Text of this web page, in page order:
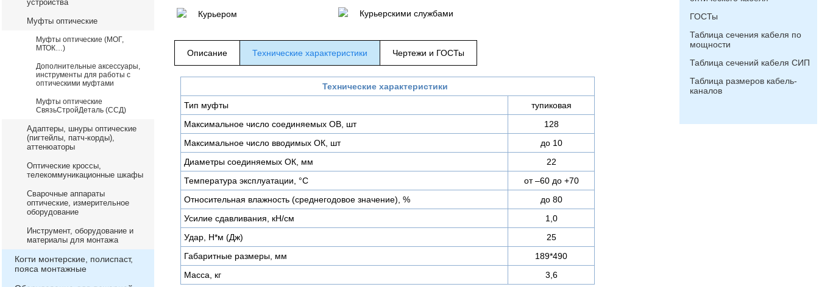
устройства
Муфты оптические
Муфты оптические (МОГ,
МТОК…)
Дополнительные аксессуары,
инструменты для работы с
оптическими муфтами
Муфты оптические
СвязьСтройДеталь (ССД)
Адаптеры, шнуры оптические
(пигтейлы, патч-корды),
аттенюаторы
Оптические кроссы,
телекоммуникационные шкафы
Сварочные аппараты
оптические, измерительное
оборудование
Инструмент, оборудование и
материалы для монтажа
Когти монтерские, полиспаст,
пояса монтажные
Курьером
Курьерскими службами
Описание Технические характеристики Чертежи и ГОСТы
Технические характеристики
Тип муфты
тупиковая
Максимальное число соединяемых ОВ, шт
128
Максимальное число вводимых ОК, шт
до 10
Диаметры соединяемых ОК, мм
22
Температура эксплуатации, °С
от –60 до +70
Относительная влажность (среднегодовое значение), %
до 80
Усилие сдавливания, кН/см
1,0
Удар, Н*м (Дж)
25
Габаритные размеры, мм
189*490
Масса, кг
3,6
ГОСТы
Таблица сечения кабеля по
мощности
Таблица сечений кабеля СИП
Таблица размеров кабель-
каналов